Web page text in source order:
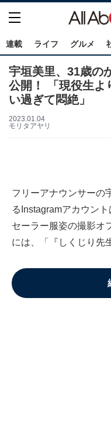
連載 ライフ グルメ
宇垣美里、31歳の
公開！ 「現役生よ
い過ぎて悶絶」
2023.01.04
モリタアヤリ
フリーアナウンサーの
るInstagramアカウン
セーラー服姿の撮影オ
には、「『しくじり先